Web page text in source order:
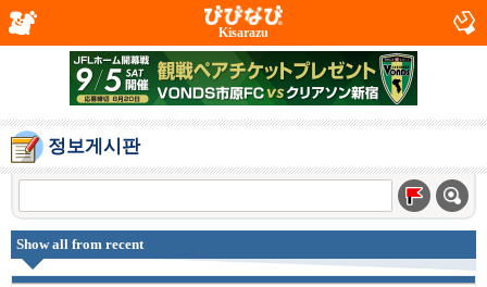
Kisarazu
정보게시판
Show all from recent